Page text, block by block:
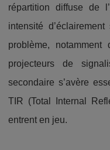
répartition diffuse de
intensité
problème,
projecteurs de
secondaire s’avère
TIR (Total Internal
entrent en jeu.